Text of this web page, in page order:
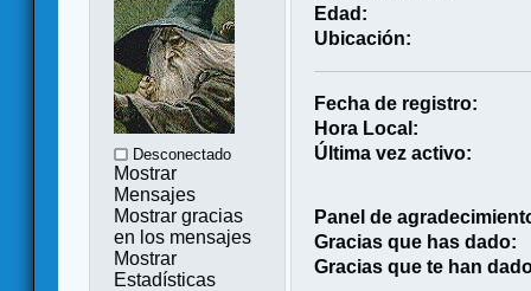
Desconectado
Mostrar
Mensajes
Mostrar gracias
en los mensajes
Mostrar
Estadísticas
Edad:
Ubicación:
Fecha de registro:
Hora Local:
Última vez activo:
Panel de
Gracias que has dado:
Gracias que te han